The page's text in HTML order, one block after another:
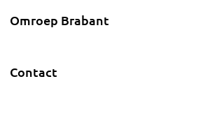
Omroep Brabant
Contact